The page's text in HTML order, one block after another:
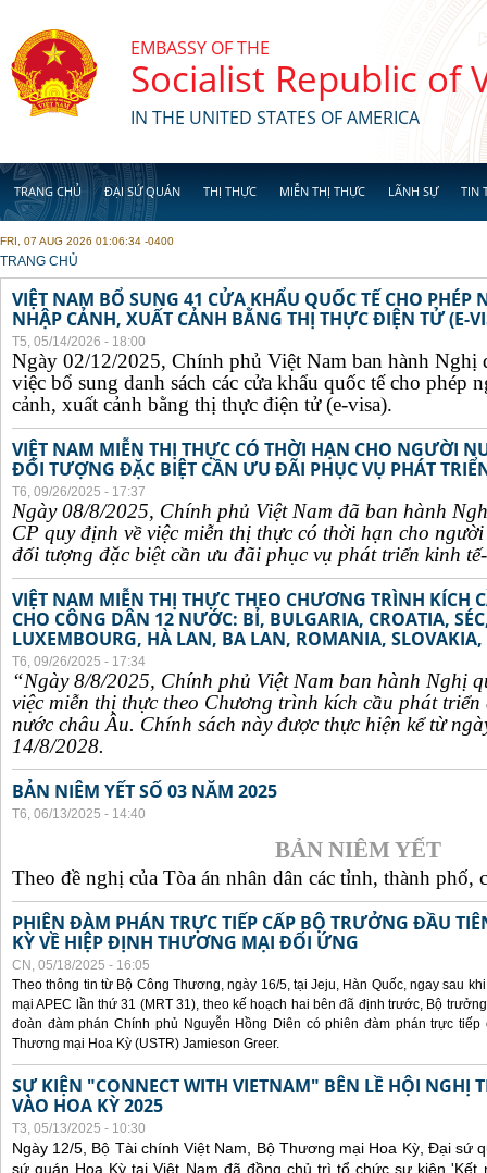
EMBASSY OF THE
Socialist Republic of
IN THE UNITED STATES OF AMERICA
TRANG CHỦ ĐẠI SỨ QUÁN THỊ THỰC MIỄN THỊ THỰC LÃNH SỰ TIN
FRI, 07 AUG 2026 01:06:34 -0400
YOU ARE HERE
TRANG CHỦ
VIỆT NAM BỔ SUNG 41 CỬA KHẨU QUỐC TẾ CHO
NHẬP CẢNH, XUẤT CẢNH BẰNG THỊ THỰC ĐIỆN TỬ (E-
T5, 05/14/2026 - 18:00
Ngày 02/12/2025, Chính phủ Việt Nam ban hành Nghị
việc bổ sung danh sách các cửa khẩu quốc tế cho phép
cảnh, xuất cảnh bằng thị thực điện tử (e-visa).
VIỆT NAM MIỄN THỊ THỰC CÓ THỜI HẠN CHO NGƯỜI
ĐỐI TƯỢNG ĐẶC BIỆT CẦN ƯU ĐÃI PHỤC VỤ PHÁT
T6, 09/26/2025 - 17:37
Ngày 08/8/2025, Chính phủ Việt Nam đã ban hành
CP quy định về việc miễn thị thực có thời hạn cho
đối tượng đặc biệt cần ưu đãi phục vụ phát triển kinh
VIỆT NAM MIỄN THỊ THỰC THEO CHƯƠNG TRÌNH KÍCH
CHO CÔNG DÂN 12 NƯỚC: BỈ, BULGARIA, CROATIA,
LUXEMBOURG, HÀ LAN, BA LAN, ROMANIA, SLOVAKIA,
T6, 09/26/2025 - 17:34
“Ngày 8/8/2025, Chính phủ Việt Nam ban hành Nghị
việc miễn thị thực theo Chương trình kích cầu phát
nước châu Âu. Chính sách này được thực hiện kể từ
14/8/2028.
BẢN NIÊM YẾT SỐ 03 NĂM 2025
T6, 06/13/2025 - 14:40
BẢN NIÊM YẾT
Theo đề nghị của Tòa án nhân dân các tỉnh, thành phố,
PHIÊN ĐÀM PHÁN TRỰC TIẾP CẤP BỘ TRƯỞNG ĐẦU
KỲ VỀ HIỆP ĐỊNH THƯƠNG MẠI ĐỐI ỨNG
CN, 05/18/2025 - 16:05
Theo thông tin từ Bộ Công Thương, ngày 16/5, tại Jeju, Hàn Quốc, ngay sau
mại APEC lần thứ 31 (MRT 31), theo kế hoạch hai bên đã định trước, Bộ
đoàn đàm phán Chính phủ Nguyễn Hồng Diên có phiên đàm phán trực
Thương mại Hoa Kỳ (USTR) Jamieson Greer.
SỰ KIỆN "CONNECT WITH VIETNAM" BÊN LỀ HỘI
VÀO HOA KỲ 2025
T3, 05/13/2025 - 10:30
Ngày 12/5, Bộ Tài chính Việt Nam, Bộ Thương mại Hoa Kỳ, Đại sứ
sứ quán Hoa Kỳ tại Việt Nam đã đồng chủ trì tổ chức sự kiện 'Kết